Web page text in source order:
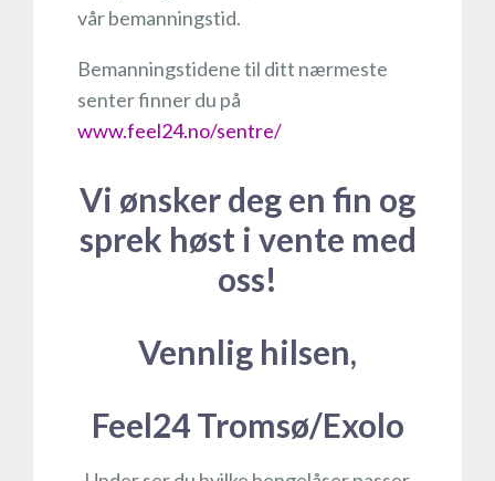
vår bemanningstid.
Bemanningstidene til ditt nærmeste
senter finner du på
www.feel24.no/sentre/
Vi ønsker deg en fin og
sprek høst i vente med
oss!
Vennlig hilsen,
Feel24 Tromsø/Exolo